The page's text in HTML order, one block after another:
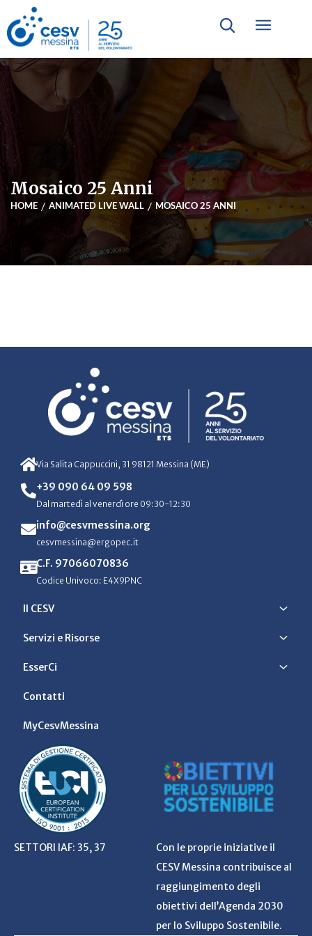
Mosaico 25 Anni
HOME ANIMATED LIVE WALL MOSAICO 25 ANNI
Via Salita Cappuccini, 31 98121 Messina (ME)
+39 090 64 09 598
Dal martedì al venerdì ore 09:30-12:30
info@cesvmessina.org
cesvmessina@ergopec.it
C.F. 97066070836
Codice Univoco: E4X9PNC
Il CESV
Servizi e Risorse
EsserCi
Contatti
MyCesvMessina
SETTORI IAF: 35, 37
Con le proprie iniziative il
CESV Messina contribuisce al
raggiungimento degli
obiettivi dell’Agenda 2030
per lo Sviluppo Sostenibile.